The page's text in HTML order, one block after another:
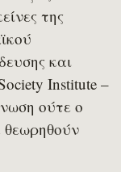
της
και
Institute –
ούτε ο